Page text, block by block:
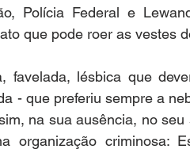
Polícia Federal e
que pode roer as vestes
favelada, lésbica que
- que preferiu sempre a
na sua ausência, no
criminosa: